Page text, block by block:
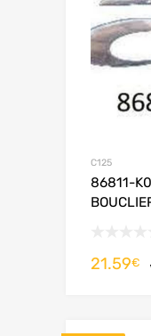
C125
86811-
21.59€